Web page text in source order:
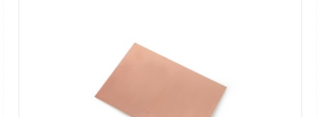
1/4 W 1 kΩ THT rezistorius - 100 vnt.
1 kΩ THT rezistoriai yra vieni iš dažniausiai naudojamų
elektroninių komponentų skaitmeninėse ir analoginėse
sistemose. Šis 100 dalių rinkinys leidžia greitai ..